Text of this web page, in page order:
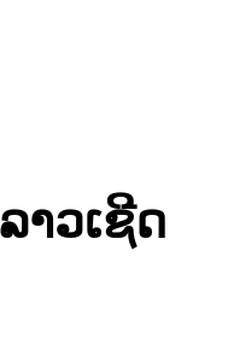
າວເຊີດ